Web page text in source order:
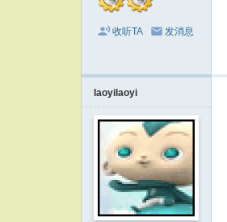
收听TA 发消息
laoyilaoyi